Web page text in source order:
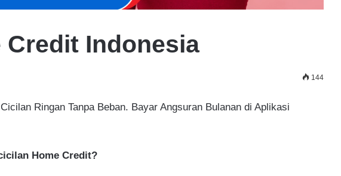
Credit Indonesia
144
Ringan Tanpa Beban. Bayar Angsuran Bulanan di Aplikasi
Home Credit?